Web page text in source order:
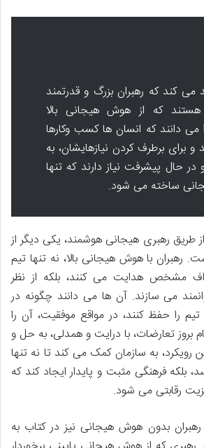
می کند که رهبران بزرگ و قدرتمند
هستند که از هوش هیجانی بالا
می دانند که انسان ها کسب وکارها
و برای برطرف کردن نیازهایشان، به
حال پیشرفت نیاز دارند که تنها
ساخته می شود.
طریق رهبری هیجانی هوشمند، یکی دیگر از
رهبران با هوش هیجانی بالا، نه تنها تیم
مشخص هدایت می کنند، بلکه از نظر
می سازند. آن ها می دانند چگونه در
را حفظ کنند، در مواقع موفقیت، آن را
بروز تعارضات، با درایت و همدلی، به حل و
رویکرد، به سازمان کمک می کند تا نه تنها
بلکه فرهنگی مثبت و پایدار ایجاد کند که
رقابتی می شود.
بدون هوش هیجانی نیز در کتاب به